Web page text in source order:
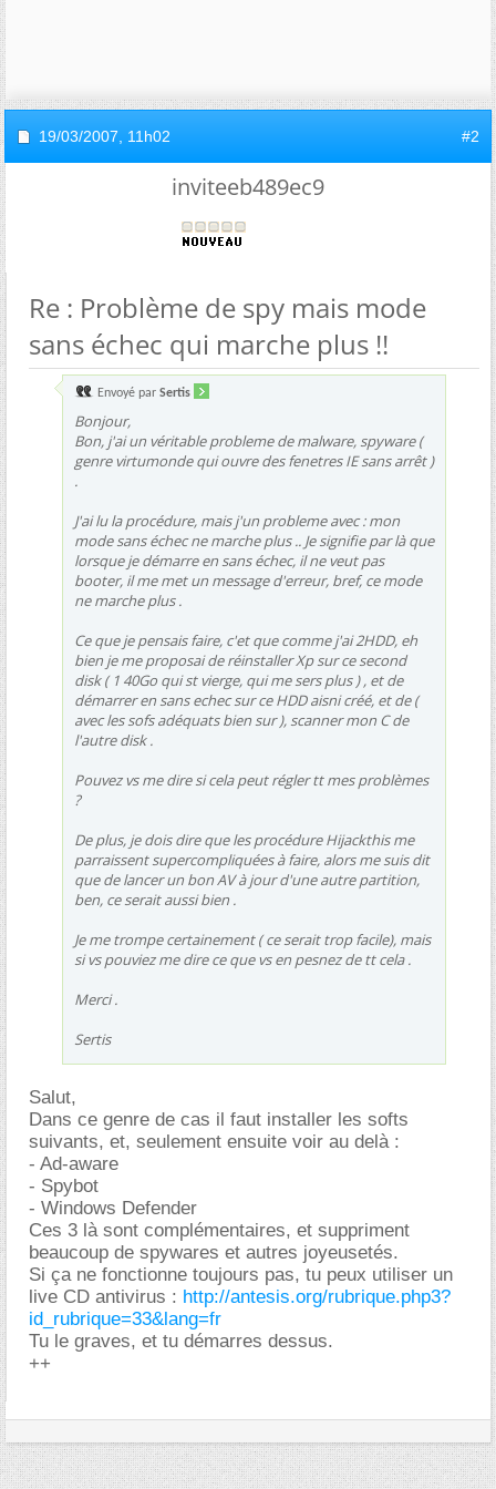
19/03/2007, 11h02 #2
inviteeb489ec9
Re : Problème de spy mais mode
sans échec qui marche plus !!
Envoyé par Sertis
Bonjour,
Bon, j'ai un véritable probleme de malware, spyware (
genre virtumonde qui ouvre des fenetres IE sans arrêt )
.
J'ai lu la procédure, mais j'un probleme avec : mon
mode sans échec ne marche plus .. Je signifie par là que
lorsque je démarre en sans échec, il ne veut pas
booter, il me met un message d'erreur, bref, ce mode
ne marche plus .
Ce que je pensais faire, c'et que comme j'ai 2HDD, eh
bien je me proposai de réinstaller Xp sur ce second
disk ( 1 40Go qui st vierge, qui me sers plus ) , et de
démarrer en sans echec sur ce HDD aisni créé, et de (
avec les sofs adéquats bien sur ), scanner mon C de
l'autre disk .
Pouvez vs me dire si cela peut régler tt mes problèmes
?
De plus, je dois dire que les procédure Hijackthis me
parraissent supercompliquées à faire, alors me suis dit
que de lancer un bon AV à jour d'une autre partition,
ben, ce serait aussi bien .
Je me trompe certainement ( ce serait trop facile), mais
si vs pouviez me dire ce que vs en pesnez de tt cela .
Merci .
Sertis
Salut,
Dans ce genre de cas il faut installer les softs
suivants, et, seulement ensuite voir au delà :
- Ad-aware
- Spybot
- Windows Defender
Ces 3 là sont complémentaires, et suppriment
beaucoup de spywares et autres joyeusetés.
Si ça ne fonctionne toujours pas, tu peux utiliser un
live CD antivirus : http://antesis.org/rubrique.php3?
id_rubrique=33&lang=fr
Tu le graves, et tu démarres dessus.
++